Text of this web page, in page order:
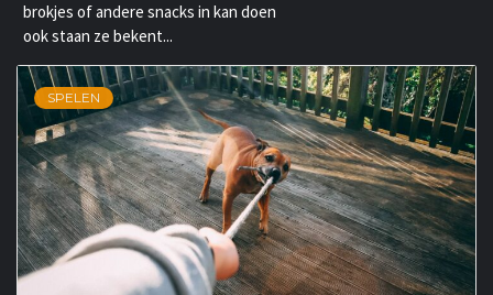
brokjes of andere snacks in kan doen
ook staan ze bekent...
SPELEN